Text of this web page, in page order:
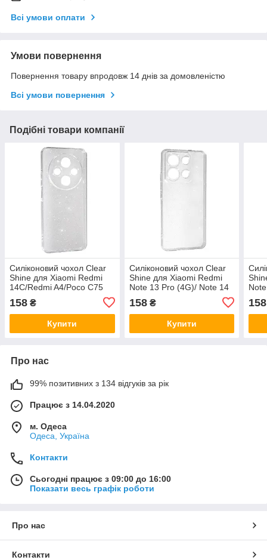
Всі умови оплати
Умови повернення
Повернення товару впродовж 14 днів за домовленістю
Всі умови повернення
Подібні товари компанії
Силіконовий чохол Clear
Shine для Xiaomi Redmi
14C/Redmi A4/Poco C75
158 ₴
Купити
Силіконовий чохол Clear
Shine для Xiaomi Redmi
Note 13 Pro (4G)/ Note 14
Transparent
158₴
Купити
158
Про нас
99% позитивних з 134 відгуків за рік
Працює з 14.04.2020
м. Одеса
Одеса, Україна
Контакти
Сьогодні працює з 09:00 до 16:00
Показати весь графік роботи
Про нас
Контакти